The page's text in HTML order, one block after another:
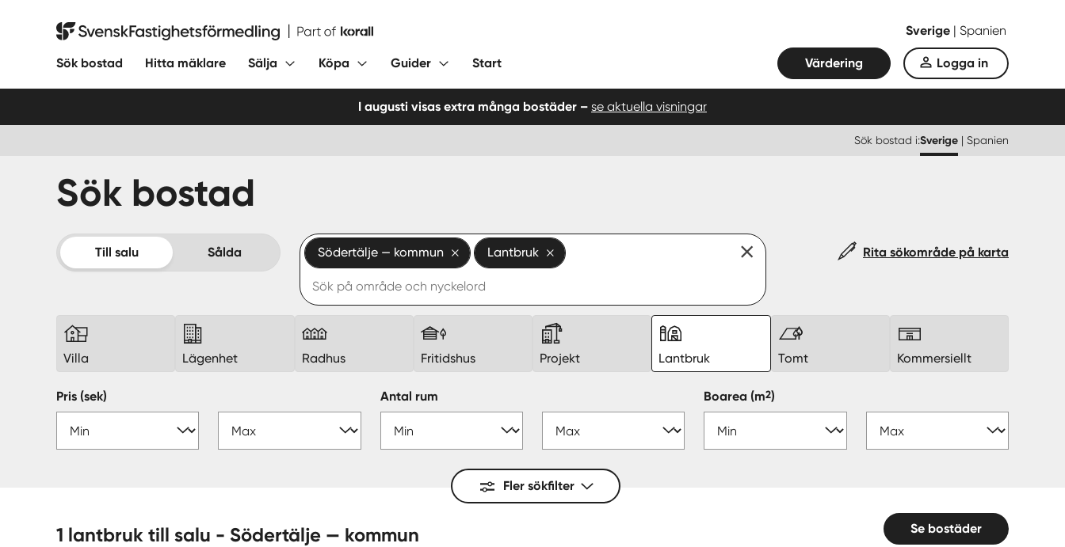
Svensk Fastighetsförmedling Sverige | Spanien
Sök bostad Hitta mäklare Sälja Köpa Guider Start Värdering Logga in
I augusti visas extra många bostäder – se aktuella visningar
Sök bostad i:Sverige | Spanien
Sök bostad
Till salu Sålda Södertälje — kommun Lantbruk Rita sökområde på karta
Villa Lägenhet Radhus Fritidshus Projekt Lantbruk Tomt Kommersiellt
Pris (sek) Antal rum Boarea(m2)
Fler sökfilter
1 lantbruk till salu - Södertälje — kommun Se bostäder